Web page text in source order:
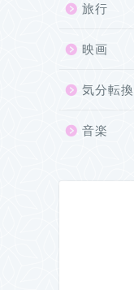
旅行
映画
気分転換
音楽